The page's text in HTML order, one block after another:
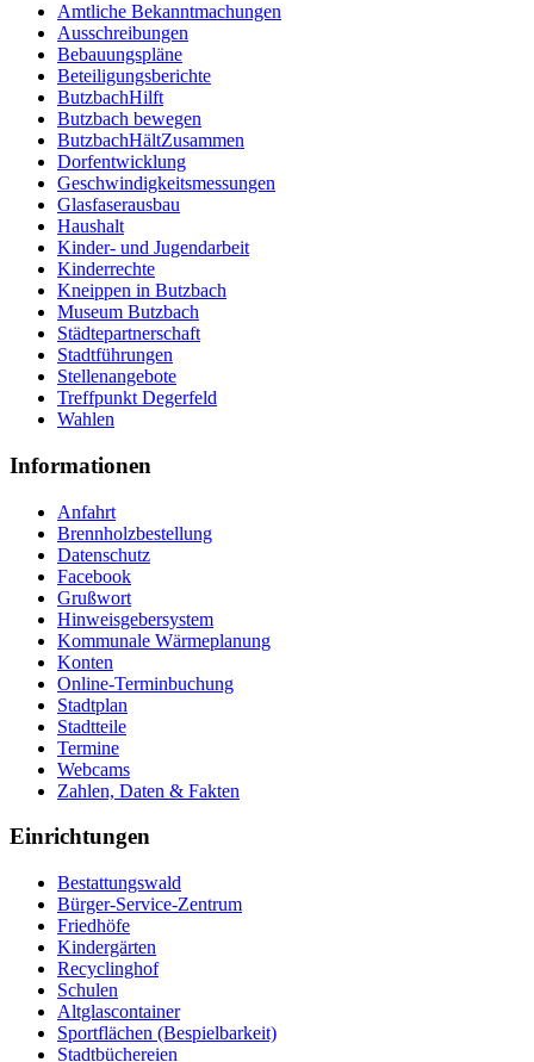
Amtliche Bekanntmachungen
Ausschreibungen
Bebauungspläne
Beteiligungsberichte
ButzbachHilft
Butzbach bewegen
ButzbachHältZusammen
Dorfentwicklung
Geschwindigkeitsmessungen
Glasfaserausbau
Haushalt
Kinder- und Jugendarbeit
Kinderrechte
Kneippen in Butzbach
Museum Butzbach
Städtepartnerschaft
Stadtführungen
Stellenangebote
Treffpunkt Degerfeld
Wahlen
Informationen
Anfahrt
Brennholzbestellung
Datenschutz
Facebook
Grußwort
Hinweisgebersystem
Kommunale Wärmeplanung
Konten
Online-Terminbuchung
Stadtplan
Stadtteile
Termine
Webcams
Zahlen, Daten & Fakten
Einrichtungen
Bestattungswald
Bürger-Service-Zentrum
Friedhöfe
Kindergärten
Recyclinghof
Schulen
Altglascontainer
Sportflächen (Bespielbarkeit)
Stadtbüchereien